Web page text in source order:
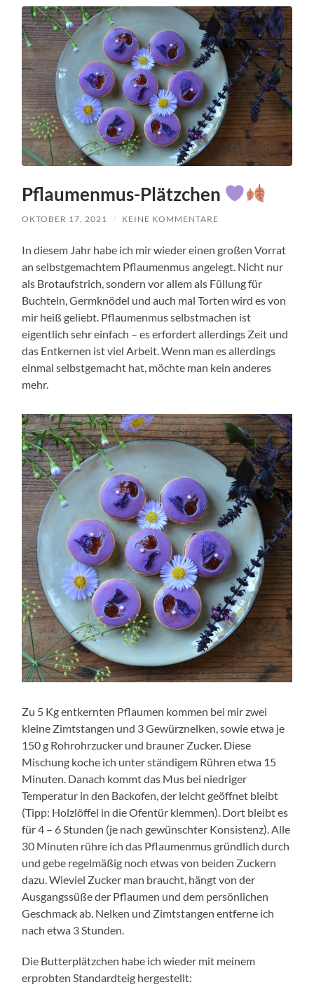
Pflaumenmus-Plätzchen
OKTOBER 17, 2021 / KEINE KOMMENTARE
In diesem Jahr habe ich mir wieder einen großen Vorrat
an selbstgemachtem Pflaumenmus angelegt. Nicht nur
als Brotaufstrich, sondern vor allem als Füllung für
Buchteln, Germknödel und auch mal Torten wird es von
mir heiß geliebt. Pflaumenmus selbstmachen ist
eigentlich sehr einfach – es erfordert allerdings Zeit und
das Entkernen ist viel Arbeit. Wenn man es allerdings
einmal selbstgemacht hat, möchte man kein anderes
mehr.
Zu 5 Kg entkernten Pflaumen kommen bei mir zwei
kleine Zimtstangen und 3 Gewürznelken, sowie etwa je
150 g Rohrohrzucker und brauner Zucker. Diese
Mischung koche ich unter ständigem Rühren etwa 15
Minuten. Danach kommt das Mus bei niedriger
Temperatur in den Backofen, der leicht geöffnet bleibt
(Tipp: Holzlöffel in die Ofentür klemmen). Dort bleibt es
für 4 – 6 Stunden (je nach gewünschter Konsistenz). Alle
30 Minuten rühre ich das Pflaumenmus gründlich durch
und gebe regelmäßig noch etwas von beiden Zuckern
dazu. Wieviel Zucker man braucht, hängt von der
Ausgangssüße der Pflaumen und dem persönlichen
Geschmack ab. Nelken und Zimtstangen entferne ich
nach etwa 3 Stunden.
Die Butterplätzchen habe ich wieder mit meinem
erprobten Standardteig hergestellt: